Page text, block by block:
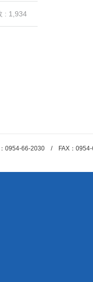
: 1,934
0954-66-2030 / FAX：